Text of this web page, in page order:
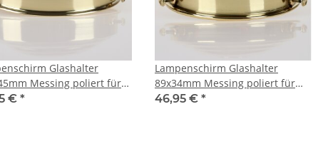
Glashalter
Messing poliert für
E27 Fassung
€ *
Lampenschirm Glashalter
89x34mm Messing poliert für
E14 und E27 Fassung
46,95 € *